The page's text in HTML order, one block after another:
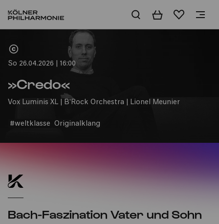
WarenkorbMerkliste
So 26.04.2026 | 16:00
»Credo«
Vox Luminis XL | B'Rock Orchestra | Lionel Meunier
#weltklasse Originalklang
Bach-Faszination Vater und Sohn